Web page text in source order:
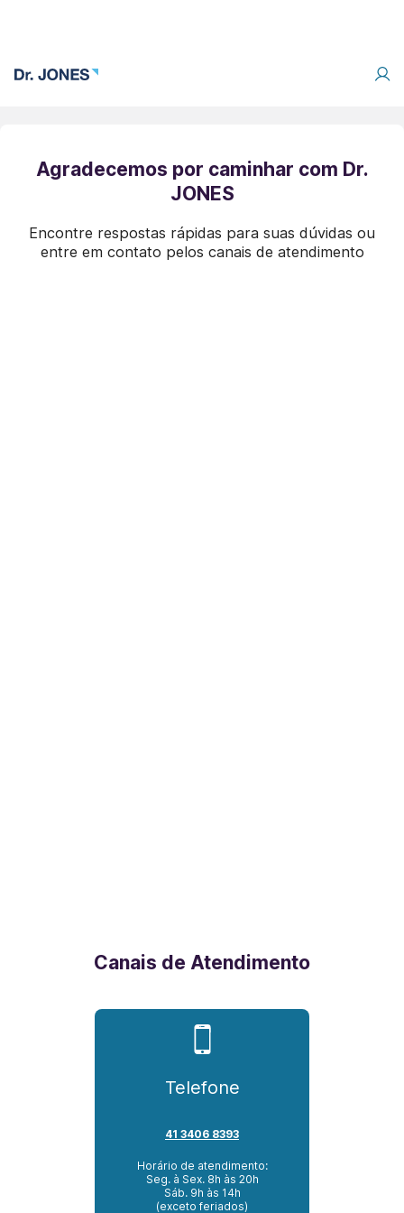
Agradecemos por caminhar com Dr.
JONES
Encontre respostas rápidas para suas dúvidas ou
entre em contato pelos canais de atendimento
Canais de Atendimento
Telefone
41 3406 8393
Horário de atendimento:
Seg. à Sex. 8h às 20h
Sáb. 9h às 14h
(exceto feriados)